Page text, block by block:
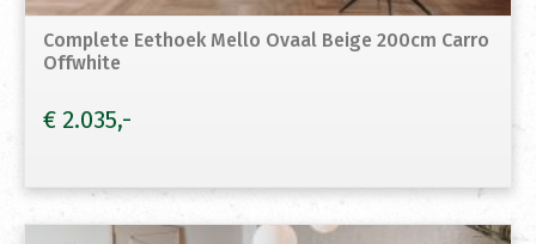
Complete Eethoek Mello Ovaal Beige 200cm Carro
Offwhite
€ 2.035